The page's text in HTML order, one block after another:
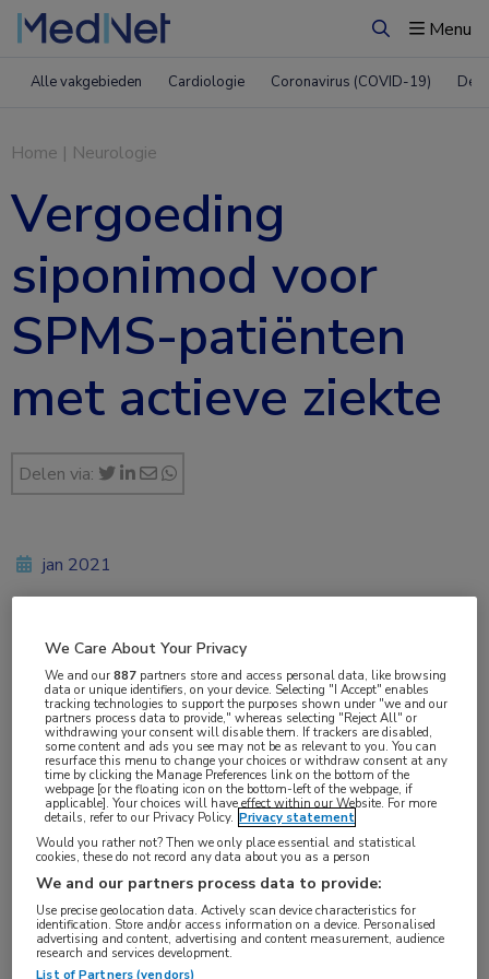
ZoekenMenu
Alle vakgebieden Cardiologie Coronavirus (COVID-19)
Home | Neurologie
Vergoeding
siponimod voor
SPMS-patiënten
met actieve ziekte
Delen via:
Het ministerie van VWS heeft besloten
siponimod vanaf 1 januari 2021 te vergoeden
jan 2021
Vakgebieden:
Neurologie
Aandachtsgebieden:
Multipele Sclerose
Tags:
siponimod,SPMS
We Care About Your Privacy
We and our887 partners store and access personal data, like browsing
data or unique identifiers, on your device. Selecting "I Accept" enables
tracking technologies to support the purposes shown under "we and our
partners process data to provide," whereas selecting "Reject All" or
withdrawing your consent will disable them. If trackers are disabled,
some content and ads you see may not be as relevant to you. You can
resurface this menu to change your choices or withdraw consent at any
time by clicking the Manage Preferences link on the bottom of the
webpage [or the floating icon on the bottom-left of the webpage, if
applicable]. Your choices will have effect within our Website. For more
details, refer to our Privacy Policy. Privacy statement
Would you rather not? Then we only place essential and statistical
cookies, these do not record any data about you as a person
We and our partners process data to provide:
Use precise geolocation data. Actively scan device characteristics for
identification. Store and/or access information on a device. Personalised
advertising and content, advertising and content measurement, audience
research and services development.
List of Partners (vendors)